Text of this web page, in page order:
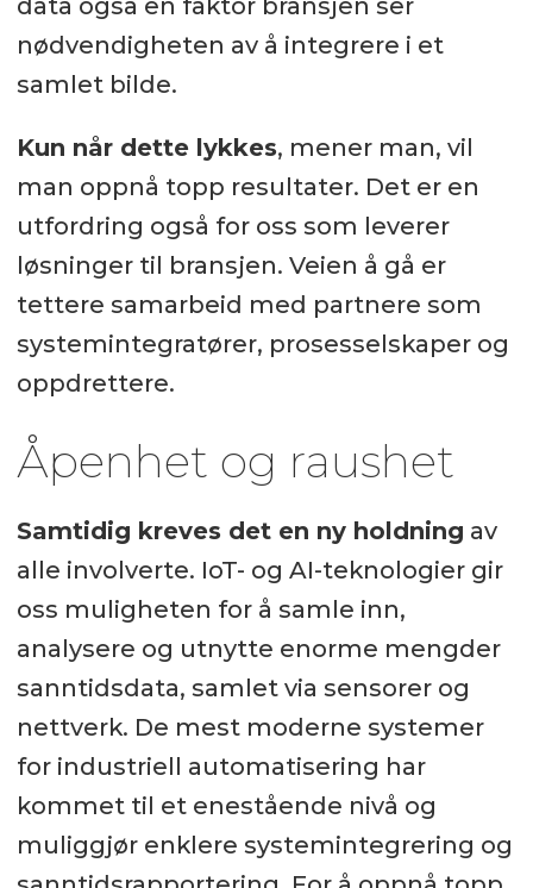
data også en faktor bransjen ser
nødvendigheten av å integrere i et
samlet bilde.
Kun når dette lykkes, mener man, vil
man oppnå topp resultater. Det er en
utfordring også for oss som leverer
løsninger til bransjen. Veien å gå er
tettere samarbeid med partnere som
systemintegratører, prosesselskaper og
oppdrettere.
Åpenhet og raushet
Samtidig kreves det en ny holdning av
alle involverte. IoT- og AI-teknologier gir
oss muligheten for å samle inn,
analysere og utnytte enorme mengder
sanntidsdata, samlet via sensorer og
nettverk. De mest moderne systemer
for industriell automatisering har
kommet til et enestående nivå og
muliggjør enklere systemintegrering og